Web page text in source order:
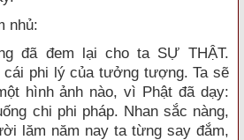
nhủ:
đã đem lại cho ta SỰ THẬT.
cái phi lý của tưởng tượng. Ta sẽ
hình ảnh nào, vì Phật đã dạy:
chi phi pháp. Nhan sắc nàng,
lăm năm nay ta từng say đắm,